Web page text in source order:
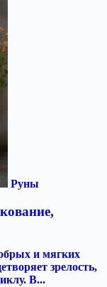
Руны
и мягких
зрелость,
В...